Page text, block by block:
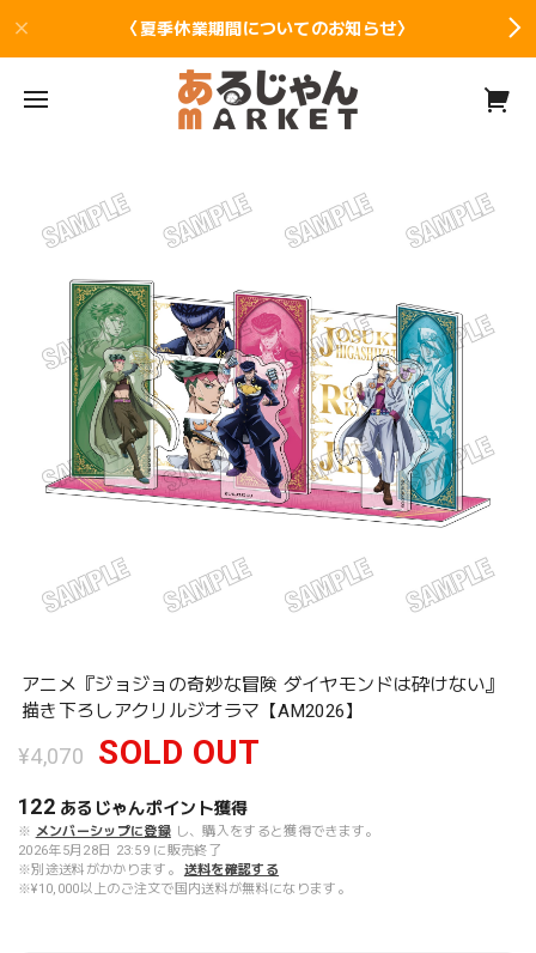
〈夏季休業期間についてのお知らせ〉
アニメ『ジョジョの奇妙な冒険 ダイヤモンドは砕けない』
描き下ろしアクリルジオラマ【AM2026】
¥4,070 SOLD OUT
122 あるじゃんポイント獲得
※ メンバーシップに登録 し、購入をすると獲得できます。
2026年5月28日 23:59 に販売終了
※別途送料がかかります。
送料を確認する
※¥10,000以上のご注文で国内送料が無料になります。